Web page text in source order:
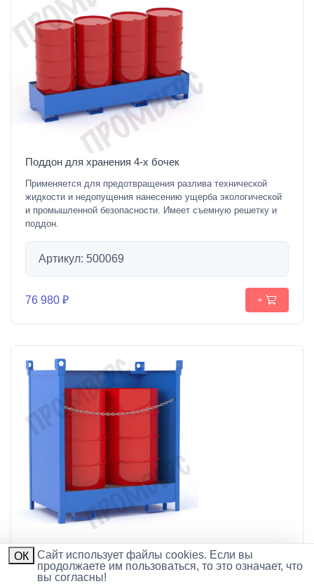
Поддон для хранения 4-х бочек
Применяется для предотвращения разлива технической
жидкости и недопущения нанесению ущерба экологической
и промышленной безопасности. Имеет съемную решетку и
поддон.
Артикул: 500069
76 980 ₽ +
Поддон для 2-х бочек штабелируемый (закрытый)
Поддон используется для хранения бочек и слива
жидкостей и масла через специальное отверстие для слива.
ОК
Cайт использует файлы cookies. Если вы
продолжаете им пользоваться, то это означает, что
вы согласны!